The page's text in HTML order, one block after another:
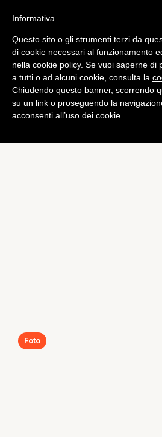
Foto
Informativa
Questo sito o gli strumenti terzi da
di cookie necessari al funzionamento
nella cookie policy. Se vuoi saperne di
a tutti o ad alcuni cookie, consulta la
Chiudendo questo banner, scorrendo
su un link o proseguendo la
acconsenti all’uso dei cookie.